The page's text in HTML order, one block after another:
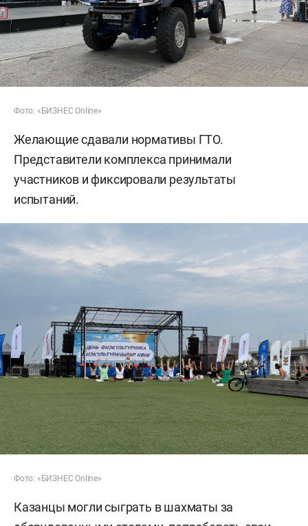
Фото: «БИЗНЕС Online»
Желающие сдавали нормативы ГТО.
Представители комплекса принимали
участников и фиксировали результаты
испытаний.
Фото: «БИЗНЕС Online»
Казанцы могли сыграть в шахматы за